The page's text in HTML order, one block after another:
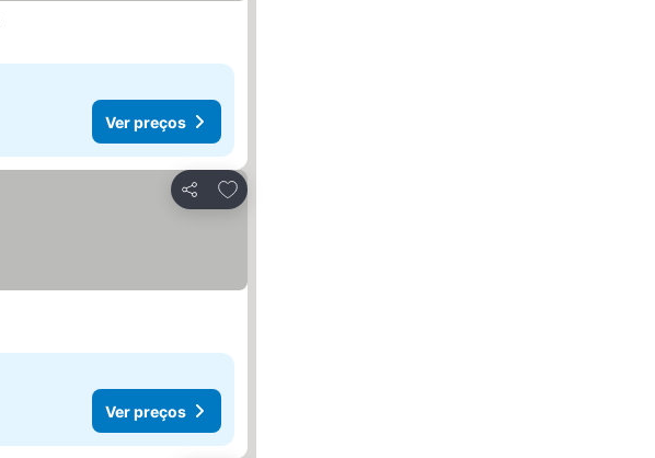
Ver preços
Partilhar
Adicionar aos favoritos
Ver preços